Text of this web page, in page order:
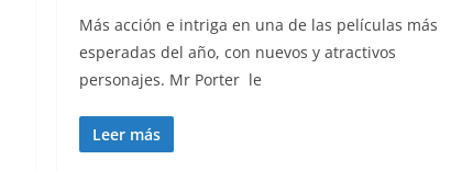
Más acción e intriga en una de las películas más
esperadas del año, con nuevos y atractivos
personajes. Mr Porter le
Leer más